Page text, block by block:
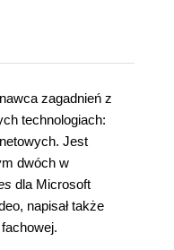
zagadnień z
technologiach:
Jest
dwóch w
dla Microsoft
napisał także